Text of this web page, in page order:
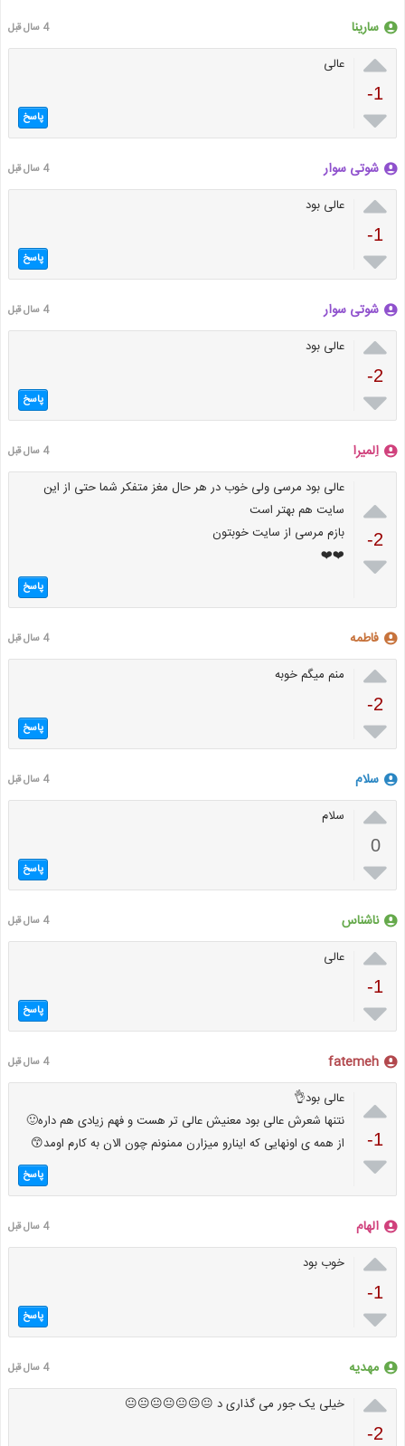
سارینا 4 سال قبل

-1

عالی
پاسخ
شوتی سوار 4 سال قبل

-1

عالی بود
پاسخ
شوتی سوار 4 سال قبل

-2

عالی بود
پاسخ
اِلمیرا 4 سال قبل

-2

عالی بود مرسی ولی خوب در هر حال مغز متفکر شما حتی از این
سایت هم بهتر است
بازم مرسی از سایت خوبتون
❤️❤️
پاسخ
فاطمه 4 سال قبل

-2

منم میگم خوبه
پاسخ
سلام 4 سال قبل

0

سلام
پاسخ
ناشناس 4 سال قبل

-1

عالی
پاسخ
fatemeh 4 سال قبل

-1

عالی بود👌
نتنها شعرش عالی بود معنیش عالی تر هست و فهم زیادی هم داره🙂
از همه ی اونهایی که اینارو میزارن ممنونم چون الان به کارم اومد😙
پاسخ
الهام 4 سال قبل

-1

خوب بود
پاسخ
مهدیه 4 سال قبل

-2
خیلی یک جور می گذاری د 😐😐😐😐😐😐😐